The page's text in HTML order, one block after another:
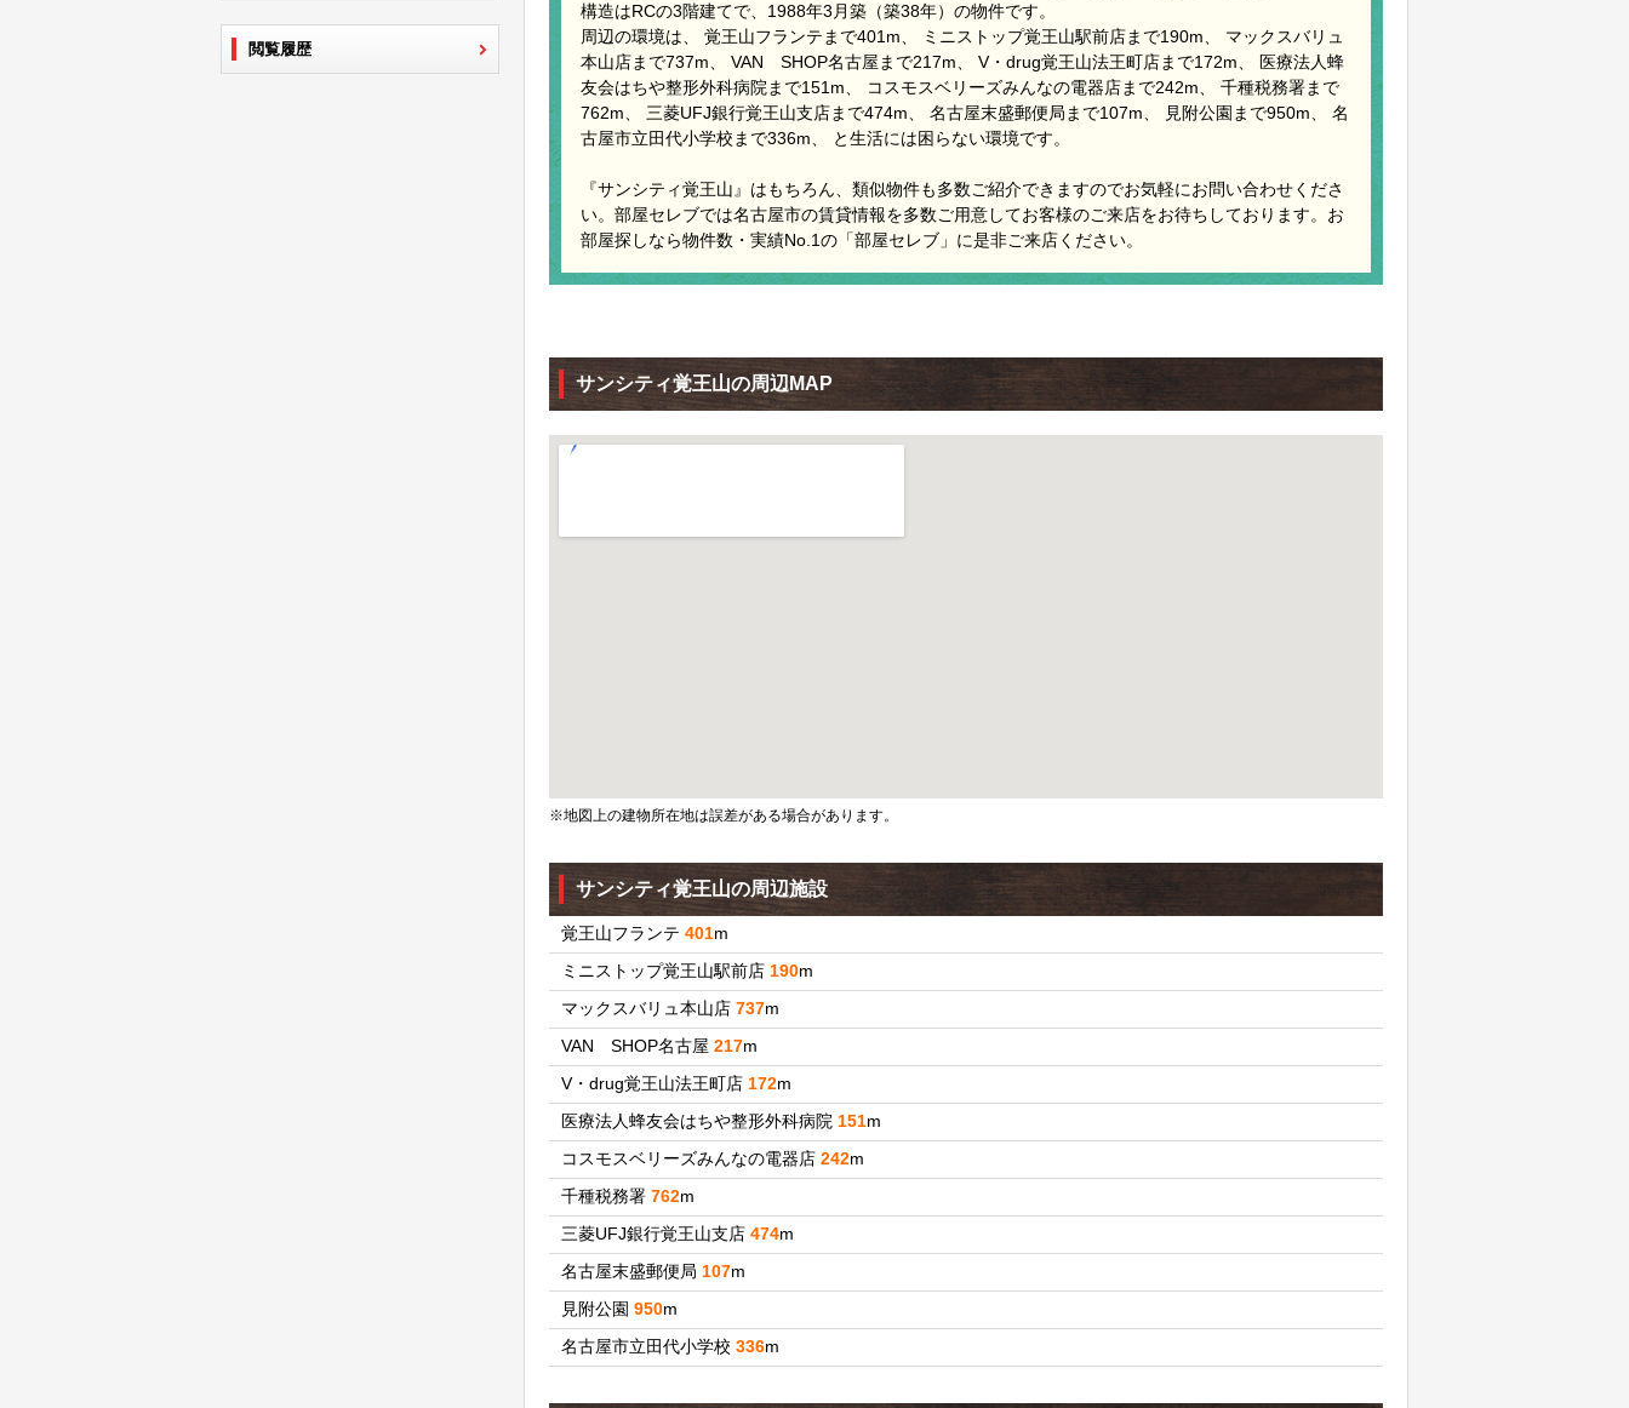
閲覧履歴
構造はRCの3階建てで、1988年3月築（築38年）の物件です。
周辺の環境は、 覚王山フランテまで401m、 ミニストップ覚王山駅前店まで190m、 マックスバリュ
本山店まで737m、 VAN SHOP名古屋まで217m、 V・drug覚王山法王町店まで172m、 医療法人蜂
友会はちや整形外科病院まで151m、 コスモスベリーズみんなの電器店まで242m、 千種税務署まで
762m、 三菱UFJ銀行覚王山支店まで474m、 名古屋末盛郵便局まで107m、 見附公園まで950m、 名
古屋市立田代小学校まで336m、 と生活には困らない環境です。
『サンシティ覚王山』はもちろん、類似物件も多数ご紹介できますのでお気軽にお問い合わせくださ
い。部屋セレブでは名古屋市の賃貸情報を多数ご用意してお客様のご来店をお待ちしております。お
部屋探しなら物件数・実績No.1の「部屋セレブ」に是非ご来店ください。
サンシティ覚王山の周辺MAP
※地図上の建物所在地は誤差がある場合があります。
サンシティ覚王山の周辺施設
覚王山フランテ 401m
ミニストップ覚王山駅前店 190m
マックスバリュ本山店 737m
VAN SHOP名古屋 217m
V・drug覚王山法王町店 172m
医療法人蜂友会はちや整形外科病院 151m
コスモスベリーズみんなの電器店 242m
千種税務署 762m
三菱UFJ銀行覚王山支店 474m
名古屋末盛郵便局 107m
見附公園 950m
名古屋市立田代小学校 336m